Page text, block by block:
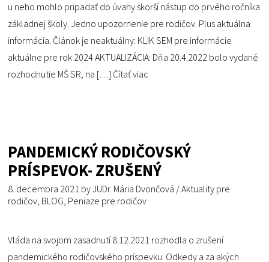
u neho mohlo pripadať do úvahy skorší nástup do prvého ročníka
základnej školy. Jedno upozornenie pre rodičov. Plus aktuálna
informácia. Článok je neaktuálny: KLIK SEM pre informácie
aktuálne pre rok 2024 AKTUALIZÁCIA: Dňa 20.4.2022 bolo vydané
rozhodnutie MŠ SR, na […]Čítať viac
PANDEMICKÝ RODIČOVSKÝ
PRÍSPEVOK- ZRUŠENÝ
8. decembra 2021 byJUDr. Mária Dvončová /Aktuality pre
rodičov, BLOG, Peniaze pre rodičov
Vláda na svojom zasadnutí 8.12.2021 rozhodla o zrušení
pandemického rodičovského príspevku. Odkedy a za akých